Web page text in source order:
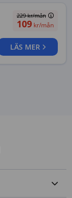
229kr/mån
109kr/mån
LÄS MER